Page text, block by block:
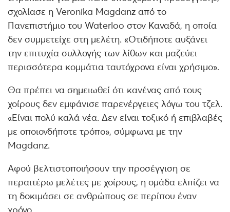
σχολίασε η Veronika Magdanz από το
Πανεπιστήμιο του Waterloo στον Καναδά, η οποία
δεν συμμετείχε στη μελέτη. «Οτιδήποτε αυξάνει
την επιτυχία συλλογής των λίθων και μαζεύει
περισσότερα κομμάτια ταυτόχρονα είναι χρήσιμο».
Θα πρέπει να σημειωθεί ότι κανένας από τους
χοίρους δεν εμφάνισε παρενέργειες λόγω του τζελ.
«Είναι πολύ καλά νέα. Δεν είναι τοξικό ή επιβλαβές
με οποιονδήποτε τρόπο», σύμφωνα με την
Magdanz.
Αφού βελτιστοποιήσουν την προσέγγιση σε
περαιτέρω μελέτες με χοίρους, η ομάδα ελπίζει να
τη δοκιμάσει σε ανθρώπους σε περίπου έναν
χρόνο.